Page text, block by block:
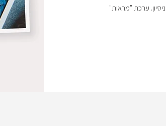
ערכת "מראות"